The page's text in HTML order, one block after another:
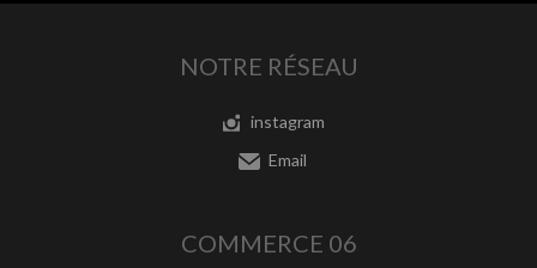
NOTRE RÉSEAU
instagram
Email
COMMERCE 06